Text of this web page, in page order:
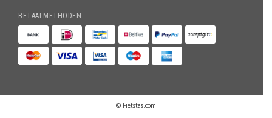
BETAALMETHODEN
© Fietstas.com